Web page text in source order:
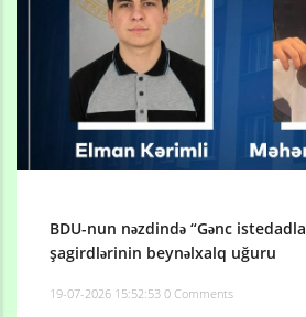
BDU-nun nəzdində “Gənc
şagirdlərinin beynəlxalq uğuru
19-07-2026 15:52:53 0 Comments